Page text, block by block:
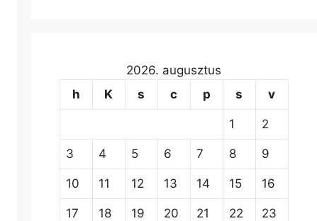
2026. augusztus
h
K s c p s v
1 2
3 4 5 6 7 8 9
10 11 12 13 14 15 16
17 18 19 20 21 22 23